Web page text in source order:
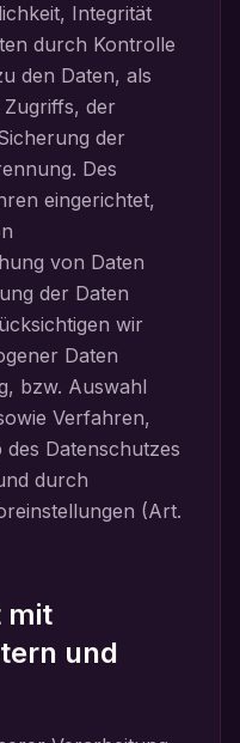
Integrität
durch Kontrolle
den Daten, als
der
der
Des
eingerichtet,
von Daten
der Daten
wir
Daten
bzw. Auswahl
Verfahren,
Datenschutzes
durch
(Art.
mit
und